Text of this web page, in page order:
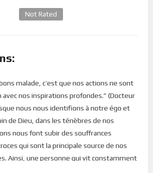
Not Rated
malade, c’est que nos actions ne sont
avec nos inspirations profondes.” (Docteur
nous nous identifions à notre égo et
de Dieu, dans les ténèbres de nos
nous font subir des souffrances
qui sont la principale source de nos
Ainsi, une personne qui vit constamment